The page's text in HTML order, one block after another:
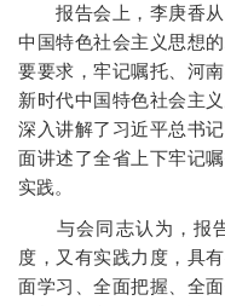
报告会上，李庚香从
中国特色社会主义思想
要要求，牢记嘱托、河
新时代中国特色社会主
深入讲解了习近平总书
面讲述了全省上下牢记
实践。
与会同志认为，报告
度，又有实践力度，具
面学习、全面把握、全